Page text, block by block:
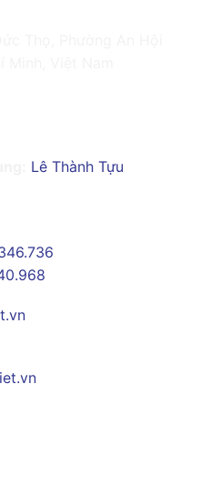
Lê Thành Tựu